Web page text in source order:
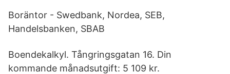
Boräntor - Swedbank, Nordea, SEB,
Handelsbanken, SBAB
Boendekalkyl. Tångringsgatan 16. Din
kommande månadsutgift: 5 109 kr.